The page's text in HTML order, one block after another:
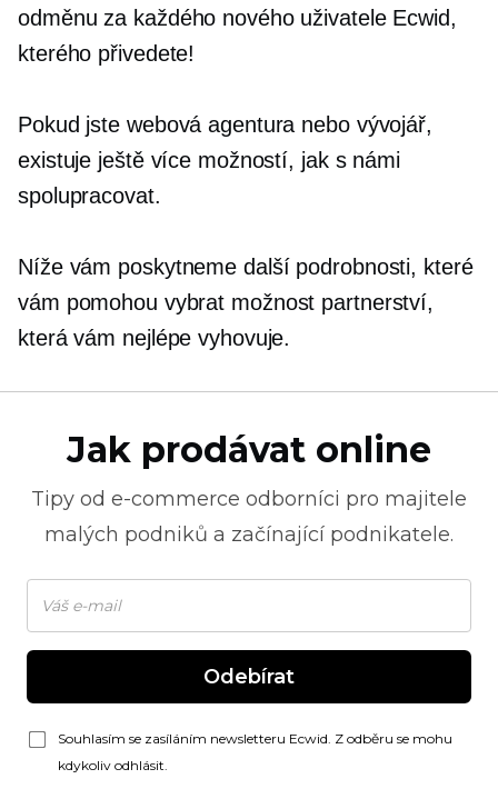
odměnu za každého nového uživatele Ecwid,
kterého přivedete!
Pokud jste webová agentura nebo vývojář,
existuje ještě více možností, jak s námi
spolupracovat.
Níže vám poskytneme další podrobnosti, které
vám pomohou vybrat možnost partnerství,
která vám nejlépe vyhovuje.
Jak prodávat online
Tipy od e-commerce odborníci pro majitele
malých podniků a začínající podnikatele.
Odebírat
Souhlasím se zasíláním newsletteru Ecwid. Z odběru se mohu
kdykoliv odhlásit.